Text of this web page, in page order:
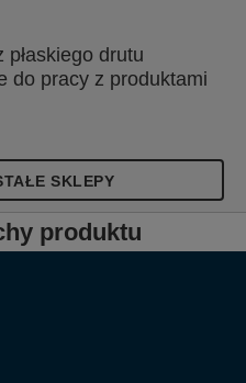
drutu
do pracy z produktami
SKLEPY
produktu